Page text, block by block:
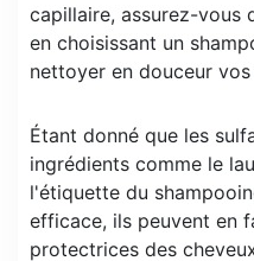
capillaire, assurez-
en choisissant un
nettoyer en douceur
Étant donné que les
ingrédients comme le
l'étiquette du
efficace, ils peuvent en
protectrices des